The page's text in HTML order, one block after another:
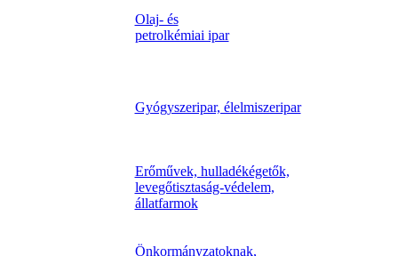
Olaj- és
petrolkémiai ipar
Gyógyszeripar, élelmiszeripar
Erőművek, hulladékégetők,
levegőtisztaság-védelem,
állatfarmok
Önkormányzatoknak,